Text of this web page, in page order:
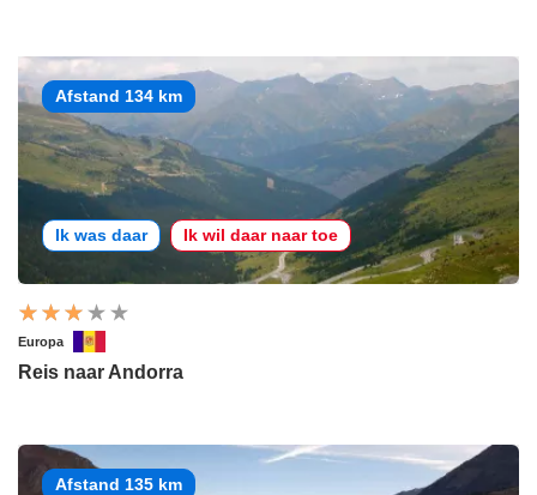
Afstand 134 km
Ik was daar Ik wil daar naar toe
Europa
Reis naar Andorra
Afstand 135 km